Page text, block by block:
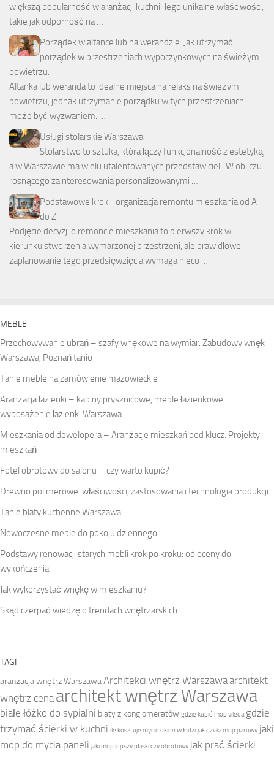
większą popularność w aranżacji kuchni. Jego unikalne właściwości,
takie jak odporność na …
Porządek w altance lub na werandzie: Jak utrzymać
porządek w przestrzeniach wypoczynkowych na świeżym
powietrzu.
Altanka lub weranda to idealne miejsca na relaks na świeżym
powietrzu, jednak utrzymanie porządku w tych przestrzeniach
może być wyzwaniem. …
Usługi stolarskie Warszawa
Stolarstwo to sztuka, która łączy funkcjonalność z estetyką,
a w Warszawie ma wielu utalentowanych przedstawicieli. W obliczu
rosnącego zainteresowania personalizowanymi …
Podstawowe kroki i organizacja remontu mieszkania od A
do Z
Podjęcie decyzji o remoncie mieszkania to pierwszy krok w
kierunku stworzenia wymarzonej przestrzeni, ale prawidłowe
zaplanowanie tego przedsięwzięcia wymaga nieco …
MEBLE
Przechowywanie ubrań – szafy wnękowe na wymiar. Zabudowy wnęk
Warszawa, Poznań tanio
Tanie meble na zamówienie mazowieckie
Aranżacja łazienki – kabiny prysznicowe, meble łazienkowe i
wyposażenie łazienki Warszawa
Mieszkania od dewelopera – Aranżacje mieszkań pod klucz. Projekty
mieszkań
Fotel obrotowy do salonu – czy warto kupić?
Drewno polimerowe: właściwości, zastosowania i technologia produkcji
Tanie blaty kuchenne Warszawa
Nowoczesne meble do pokoju dziennego
Podstawy renowacji starych mebli krok po kroku: od oceny do
wykończenia
Jak wykorzystać wnękę w mieszkaniu?
Skąd czerpać wiedzę o trendach wnętrzarskich
TAGI
aranżacja wnętrz WarszawaArchitekci wnętrz Warszawaarchitekt
wnętrz cena architekt wnętrz Warszawa
białe łóżko do sypialni blaty z konglomeratów gdzie kupić mop vileda gdzie
trzymać ścierki w kuchni ile kosztuje mycie okien w łodzi jak działa mop parowy jaki
mop do mycia paneli jaki mop lepszy płaski czy obrotowy jak prać ścierki